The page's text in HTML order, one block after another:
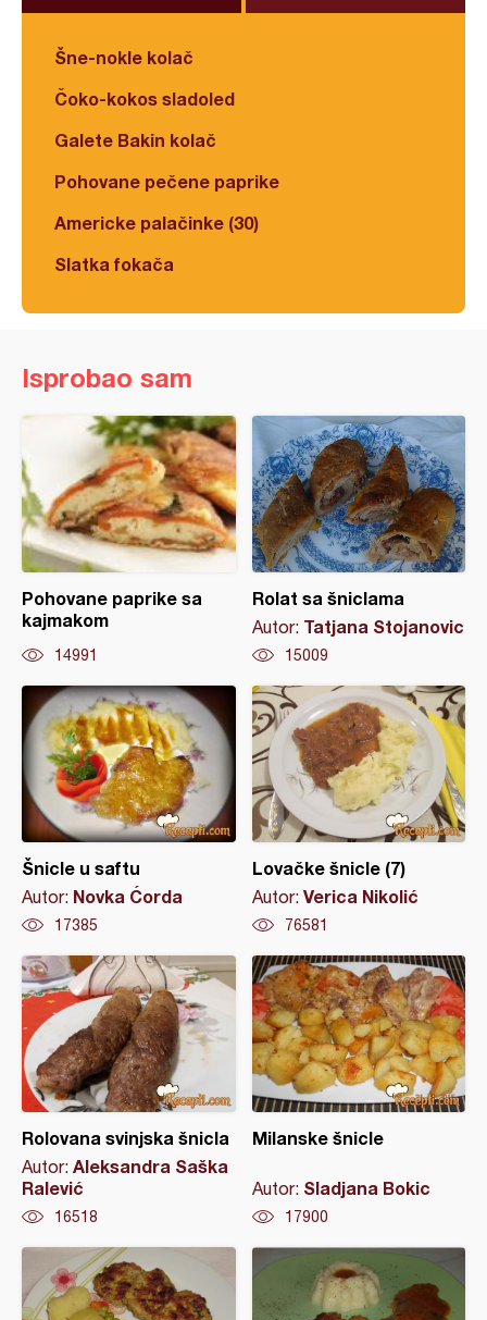
Šne-nokle kolač
Čoko-kokos sladoled
Galete Bakin kolač
Pohovane pečene paprike
Americke palačinke (30)
Slatka fokača
Isprobao sam
Pohovane paprike sa
kajmakom
14991
Rolat sa šniclama
Autor: Tatjana Stojanovic
15009
Šnicle u saftu
Autor: Novka Ćorda
17385
Lovačke šnicle (7)
Autor: Verica Nikolić
76581
Rolovana svinjska šnicla
Autor: Aleksandra Saška
Ralević
16518
Milanske šnicle
Autor: Sladjana Bokic
17900